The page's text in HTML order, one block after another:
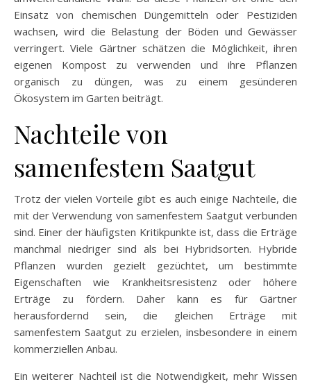
Einsatz von chemischen Düngemitteln oder Pestiziden
wachsen, wird die Belastung der Böden und Gewässer
verringert. Viele Gärtner schätzen die Möglichkeit, ihren
eigenen Kompost zu verwenden und ihre Pflanzen
organisch zu düngen, was zu einem gesünderen
Ökosystem im Garten beiträgt.
Nachteile von
samenfestem Saatgut
Trotz der vielen Vorteile gibt es auch einige Nachteile, die
mit der Verwendung von samenfestem Saatgut verbunden
sind. Einer der häufigsten Kritikpunkte ist, dass die Erträge
manchmal niedriger sind als bei Hybridsorten. Hybride
Pflanzen wurden gezielt gezüchtet, um bestimmte
Eigenschaften wie Krankheitsresistenz oder höhere
Erträge zu fördern. Daher kann es für Gärtner
herausfordernd sein, die gleichen Erträge mit
samenfestem Saatgut zu erzielen, insbesondere in einem
kommerziellen Anbau.
Ein weiterer Nachteil ist die Notwendigkeit, mehr Wissen